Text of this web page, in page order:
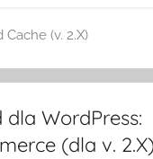
Cache (v. 2.X)
dla WordPress:
(dla v. 2.X)